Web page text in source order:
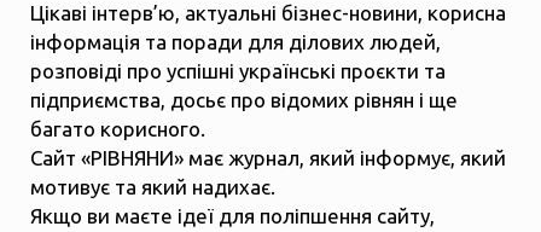
Цікаві інтерв’ю, актуальні бізнес-новини, корисна
інформація та поради для ділових людей,
розповіді про успішні українські проєкти та
підприємства, досьє про відомих рівнян і ще
багато корисного.
Сайт «РІВНЯНИ» має журнал, який інформує, який
мотивує та який надихає.
Якщо ви маєте ідеї для поліпшення сайту,